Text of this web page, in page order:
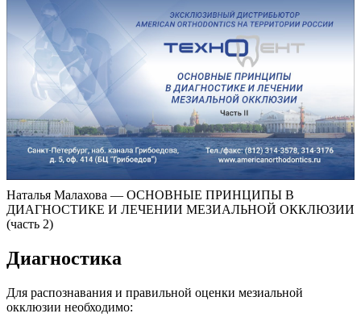
Наталья Малахова — ОСНОВНЫЕ ПРИНЦИПЫ В
ДИАГНОСТИКЕ И ЛЕЧЕНИИ МЕЗИАЛЬНОЙ ОККЛЮЗИИ
(часть 2)
Диагностика
Для распознавания и правильной оценки мезиальной
окклюзии необходимо: